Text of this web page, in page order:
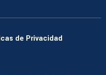
de Privacidad